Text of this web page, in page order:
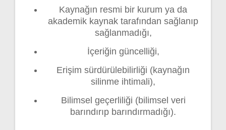
Kaynağın resmi bir kurum ya da
akademik kaynak tarafından sağlanıp
sağlanmadığı,
İçeriğin güncelliği,
Erişim sürdürülebilirliği (kaynağın
silinme ihtimali),
Bilimsel geçerliliği (bilimsel veri
barındırıp barındırmadığı).